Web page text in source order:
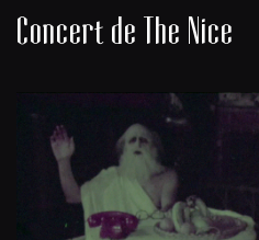
Concert de The Nice